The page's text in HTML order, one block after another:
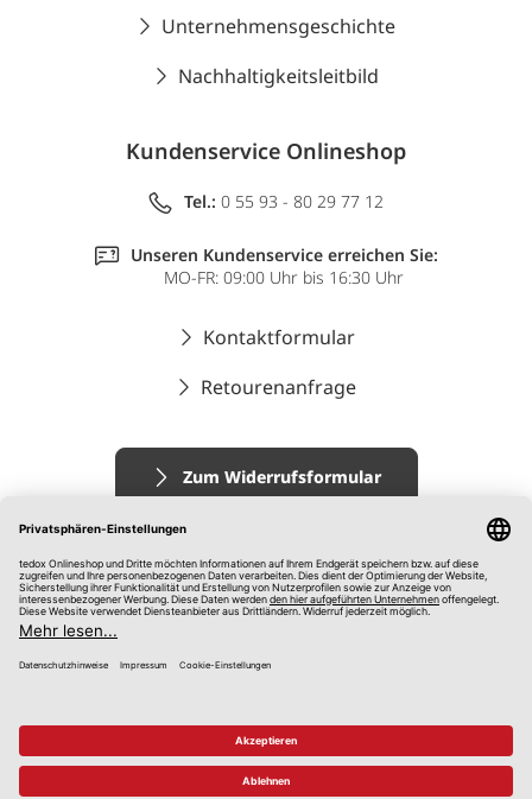
Unternehmensgeschichte
Nachhaltigkeitsleitbild
Kundenservice Onlineshop
Tel.: 0 55 93 - 80 29 77 12
Unseren Kundenservice erreichen Sie:
MO-FR: 09:00 Uhr bis 16:30 Uhr
Kontaktformular
Retourenanfrage
Zum Widerrufsformular
© 2026 tedox KG
Impressum
AGB
Datenschutz
Hinweisgebersystem